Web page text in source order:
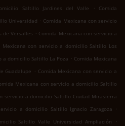
Saltillo Jardines del Valle
.
Comida
Universidad . Comida Mexicana con servicio
de Versalles . Comida Mexicana con servicio a
Mexicana con servicio a domicilio Saltillo Los
a domicilio Saltillo La Poza . Comida Mexicana
Guadalupe . Comida Mexicana con servicio a
Mexicana con servicio a domicilio Saltillo
servicio a domicilio Saltillo Ciudad Mirasierra
a domicilio Saltillo Ignacio Zaragoza
.
Saltillo Valle Universidad Ampliación
.